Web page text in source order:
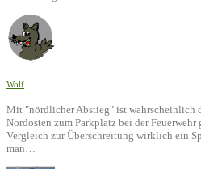
Wolf
Mit "nördlicher Abstieg" ist wahrscheinlich
Nordosten zum Parkplatz bei der
Vergleich zur Überschreitung wirklich ein
man…